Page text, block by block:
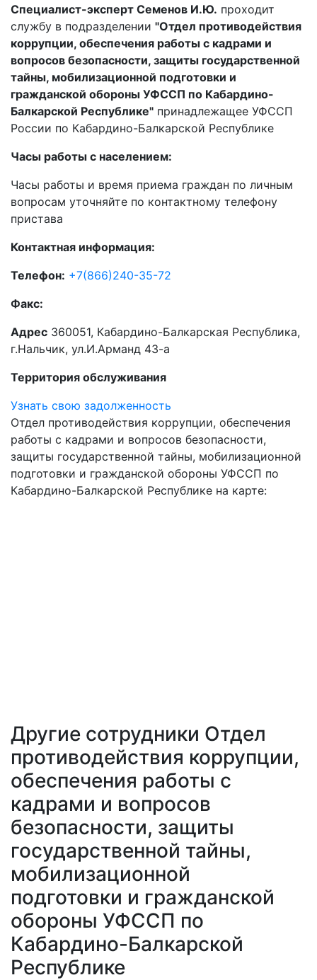
Специалист-эксперт Семенов И.Ю. проходит
службу в подразделении "Отдел противодействия
коррупции, обеспечения работы с кадрами и
вопросов безопасности, защиты государственной
тайны, мобилизационной подготовки и
гражданской обороны УФССП по Кабардино-
Балкарской Республике" принадлежащее УФССП
России по Кабардино-Балкарской Республике
Часы работы с населением:
Часы работы и время приема граждан по личным
вопросам уточняйте по контактному телефону
пристава
Контактная информация:
Телефон: +7(866)240-35-72
Факс:
Адрес 360051, Кабардино-Балкарская Республика,
г.Нальчик, ул.И.Арманд 43-а
Территория обслуживания
Узнать свою задолженность
Отдел противодействия коррупции, обеспечения
работы с кадрами и вопросов безопасности,
защиты государственной тайны, мобилизационной
подготовки и гражданской обороны УФССП по
Кабардино-Балкарской Республике на карте:
Другие сотрудники Отдел
противодействия коррупции,
обеспечения работы с
кадрами и вопросов
безопасности, защиты
государственной тайны,
мобилизационной
подготовки и гражданской
обороны УФССП по
Кабардино-Балкарской
Республике